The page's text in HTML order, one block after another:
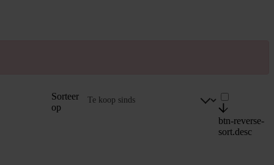
Sorteer
op
btn-reverse-
sort.desc